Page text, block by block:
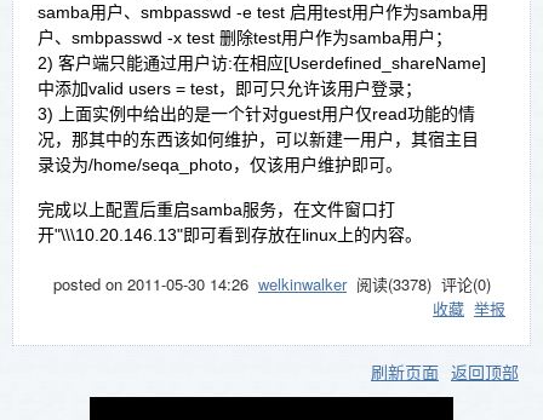
samba用户、smbpasswd -e test 启用test用户作为samba用
户、smbpasswd -x test 删除test用户作为samba用户；
2) 客户端只能通过用户访:在相应[Userdefined_shareName]
中添加valid users = test，即可只允许该用户登录；
3) 上面实例中给出的是一个针对guest用户仅read功能的情
况，那其中的东西该如何维护，可以新建一用户，其宿主目
录设为/home/seqa_photo，仅该用户维护即可。
完成以上配置后重启samba服务，在文件窗口打
开"\\\10.20.146.13"即可看到存放在linux上的内容。
posted on 2011-05-30 14:26 welkinwalker阅读(3378) 评论(0)
收藏 举报
刷新页面 返回顶部